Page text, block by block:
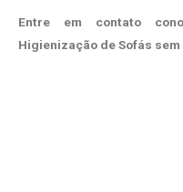
Entre em contato
Higienização de Sofás